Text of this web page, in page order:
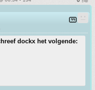
dockx het volgende: